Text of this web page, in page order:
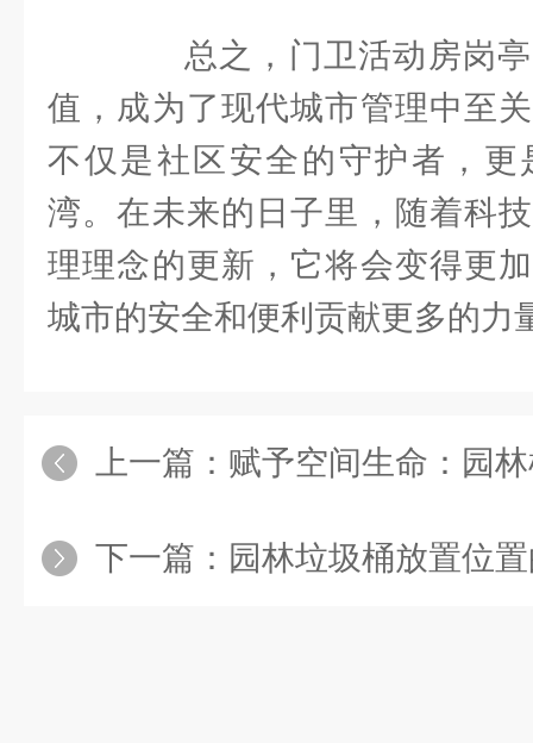
总之，门卫活动房岗亭
值，成为了现代城市管理中至
不仅是社区安全的守护者，更
湾。在未来的日子里，随着科
理理念的更新，它将会变得更
城市的安全和便利贡献更多的力
上一篇： 赋予空间生命：园
下一篇： 园林垃圾桶放置位置的智慧